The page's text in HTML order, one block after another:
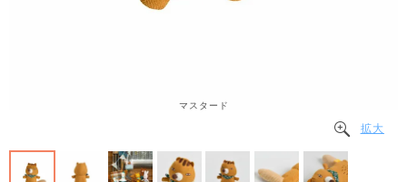
マスタード
拡大